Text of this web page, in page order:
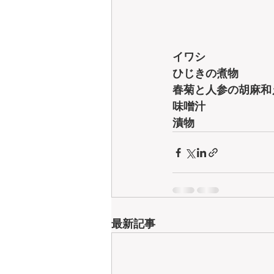
イワシ
ひじきの煮物
春菊と人参の胡麻和
味噌汁
漬物
最新記事